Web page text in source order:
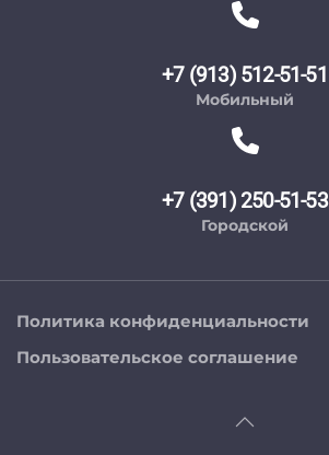
+7 (913) 512-51-51
Мобильный
+7 (391) 250-51-53
Городской
Политика конфиденциальности
Пользовательское соглашение